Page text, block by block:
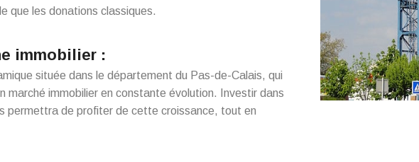
que les donations classiques.
immobilier :
située dans le département du Pas-de-Calais, qui
marché immobilier en constante évolution. Investir dans
permettra de profiter de cette croissance, tout en